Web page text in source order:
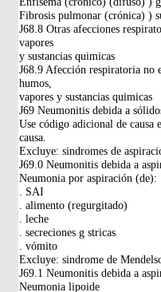
Fibrosis pulmonar (crónica) )
J68.8 Otras afecciones
vapores
y sustancias quimicas
J68.9 Afección respiratoria no
humos,
vapores y sustancias quimicas
J69 Neumonitis debida a
Use código adicional de
causa.
Excluye: sindromes de
J69.0 Neumonitis debida a
Neumonia por aspiración (de):
. SAI
. alimento (regurgitado)
. leche
. secreciones g stricas
. vómito
Excluye: sindrome de
J69.1 Neumonitis debida a
Neumonia lipoide